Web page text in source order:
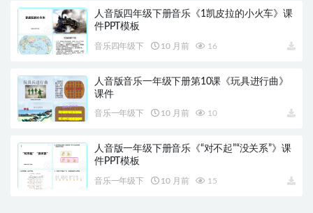
人音版四年级下册音乐《1凯皮拉的小火车》课
件PPT模板
音乐四年级下 10 月前 16
人音版音乐一年级下册第10课《玩具进行曲》
课件
音乐一年级下 10 月前 10
人音版一年级下册音乐《“对不起”“没关系”》课
件PPT模板
音乐一年级下 10 月前 15